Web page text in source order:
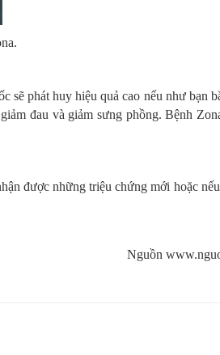
phát huy hiệu quả cao nếu như bạn
đau và giảm sưng phồng. Bệnh
được những triệu chứng mới hoặc
Nguồn